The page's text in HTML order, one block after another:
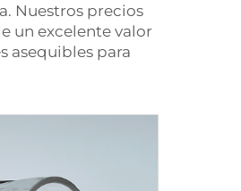
Nuestros precios
un excelente valor
asequibles para